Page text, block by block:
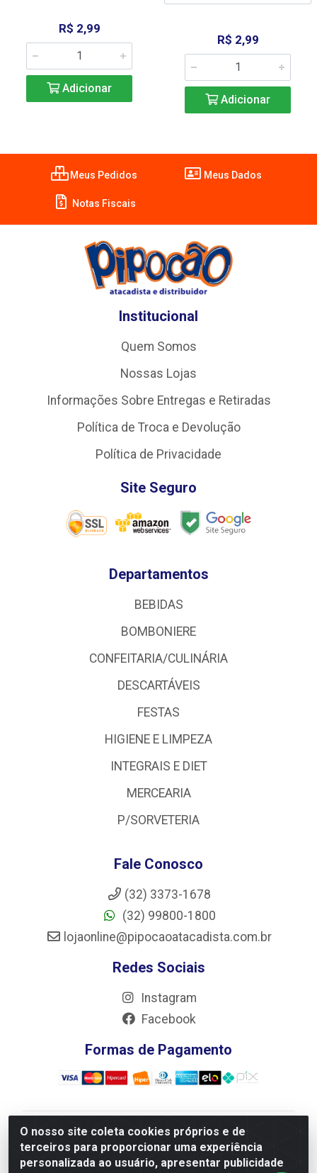
R$ 2,99
Adicionar
R$ 2,99
Adicionar
O nosso site coleta cookies próprios e de
terceiros para proporcionar uma experiência
personalizada ao usuário, apresentar publicidade
Meus Pedidos Meus Dados
Notas Fiscais
Institucional
Quem Somos
Nossas Lojas
Informações Sobre Entregas e Retiradas
Política de Troca e Devolução
Política de Privacidade
Site Seguro
Departamentos
BEBIDAS
BOMBONIERE
CONFEITARIA/CULINÁRIA
DESCARTÁVEIS
FESTAS
HIGIENE E LIMPEZA
INTEGRAIS E DIET
MERCEARIA
P/SORVETERIA
Fale Conosco
(32) 3373-1678
(32) 99800-1800
lojaonline@pipocaoatacadista.com.br
Redes Sociais
Instagram
Facebook
Formas de Pagamento
JRS Distribuição e Logística LTDA - Rua Antônio do
Sacramento Torga 70, Vila Nossa Senhora de Fatima -
São João Del Rei/MG - CEP 36305-334 - CNPJ